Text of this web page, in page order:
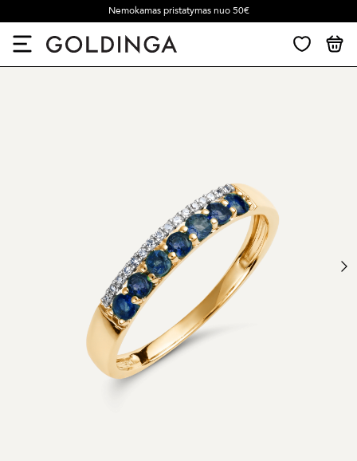
Nemokamas pristatymas nuo 50€